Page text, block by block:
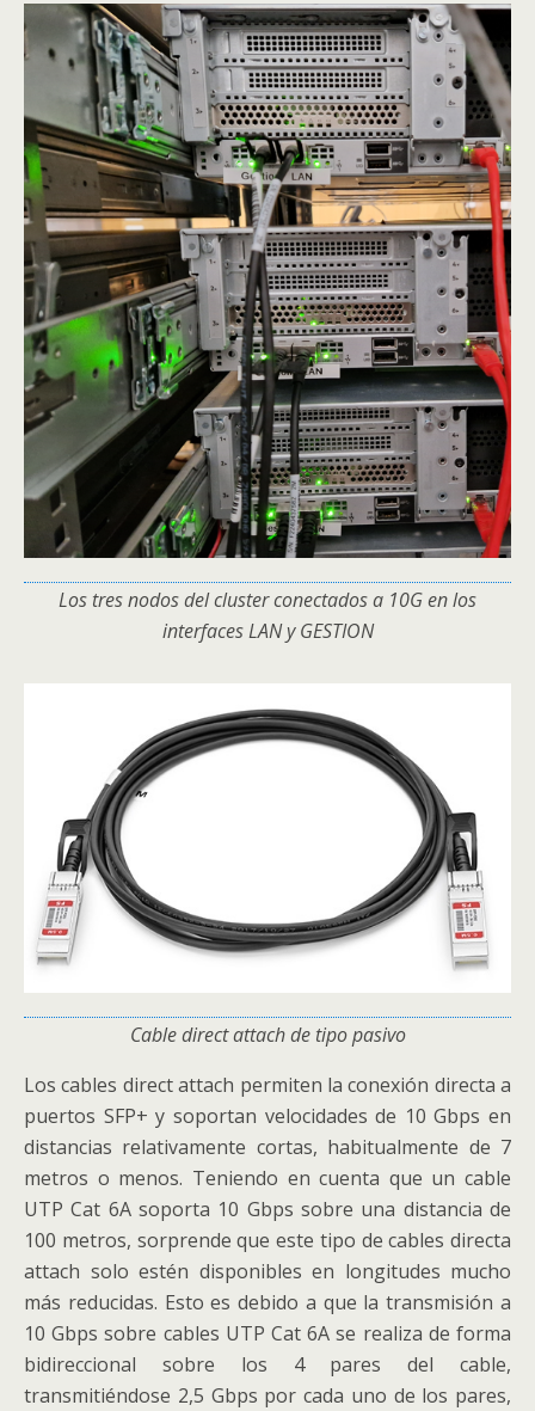
Los tres nodos del cluster conectados a 10G en los
interfaces LAN y GESTION
Cable direct attach de tipo pasivo
Los cables direct attach permiten la conexión directa a
puertos SFP+ y soportan velocidades de 10 Gbps en
distancias relativamente cortas, habitualmente de 7
metros o menos. Teniendo en cuenta que un cable
UTP Cat 6A soporta 10 Gbps sobre una distancia de
100 metros, sorprende que este tipo de cables directa
attach solo estén disponibles en longitudes mucho
más reducidas. Esto es debido a que la transmisión a
10 Gbps sobre cables UTP Cat 6A se realiza de forma
bidireccional sobre los 4 pares del cable,
transmitiéndose 2,5 Gbps por cada uno de los pares,